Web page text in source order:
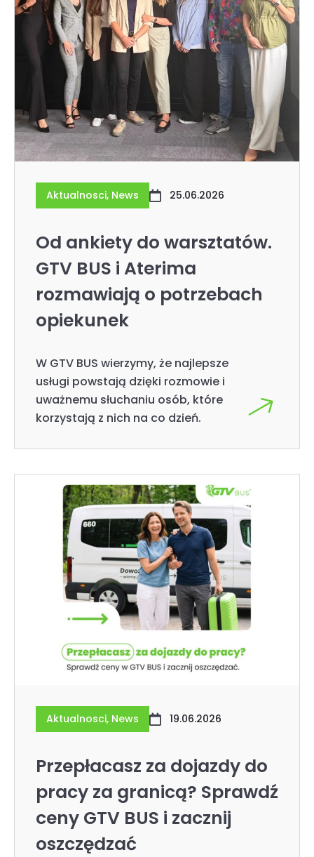
Aktualnosci, News 25.06.2026
Od ankiety do warsztatów.
GTV BUS i Aterima
rozmawiają o potrzebach
opiekunek
W GTV BUS wierzymy, że najlepsze
usługi powstają dzięki rozmowie i
uważnemu słuchaniu osób, które
korzystają z nich na co dzień.
Aktualnosci, News 19.06.2026
Przepłacasz za dojazdy do
pracy za granicą? Sprawdź
ceny GTV BUS i zacznij
oszczędzać